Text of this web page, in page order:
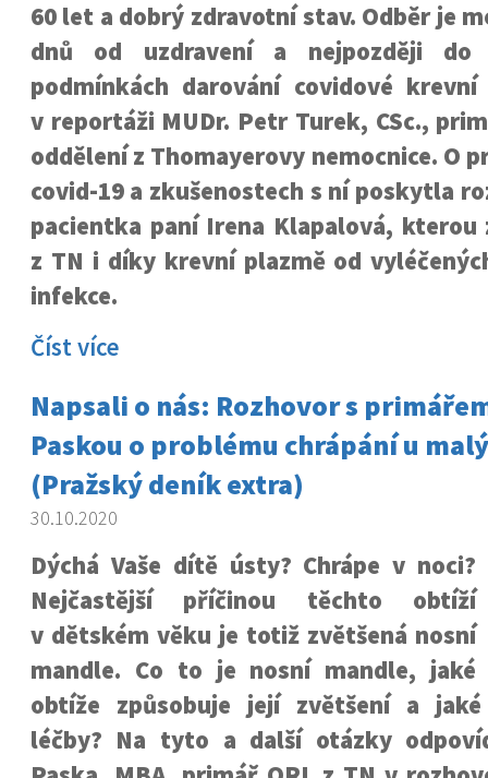
60 let a dobrý zdravotní stav. Odběr je
dnů od uzdravení a nejpozději
podmínkách darování covidové
v reportáži MUDr. Petr Turek, CSc.,
oddělení z Thomayerovy nemocnice. O
covid-19 a zkušenostech s ní poskytla
pacientka paní Irena Klapalová,
z TN i díky krevní plazmě od
infekce.
Číst více
Napsali o nás: Rozhovor s
Paskou o problému chrápání u
(Pražský deník extra)
30.10.2020
Dýchá Vaše dítě ústy? Chrápe v noci?
Nejčastější příčinou těchto obtíží
v dětském věku je totiž zvětšená nosní
mandle. Co to je nosní mandle, jaké
obtíže způsobuje její zvětšení a
léčby? Na tyto a další otázky